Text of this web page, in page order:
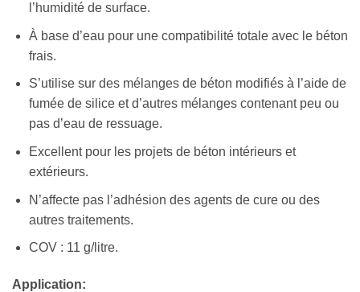
l’humidité de surface.
À base d’eau pour une compatibilité totale avec le béton
frais.
S’utilise sur des mélanges de béton modifiés à l’aide de
fumée de silice et d’autres mélanges contenant peu ou
pas d’eau de ressuage.
Excellent pour les projets de béton intérieurs et
extérieurs.
N’affecte pas l’adhésion des agents de cure ou des
autres traitements.
COV : 11 g/litre.
Application: